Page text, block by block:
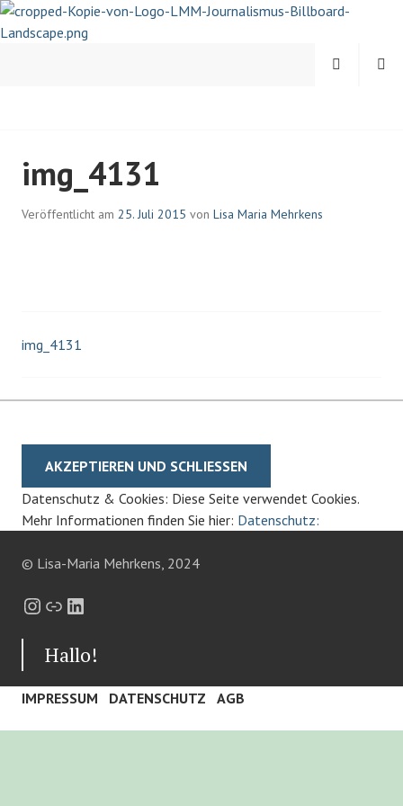
Springe
zum
JOURNALISTIN UND
PSYCHOLOGIN
MENÜ
SUCHEN
img_4131
Veröffentlicht am 25. Juli 2015 von Lisa Maria Mehrkens
Beitrags-
Navigation
img_4131
Datenschutz & Cookies: Diese Seite verwendet Cookies.
Mehr Informationen finden Sie hier: Datenschutz:
© Lisa-Maria Mehrkens, 2024
Instagram
LinkLinkedIn
Hallo!
IMPRESSUM DATENSCHUTZ AGB